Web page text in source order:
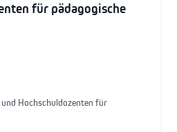
für pädagogische
Hochschuldozenten für